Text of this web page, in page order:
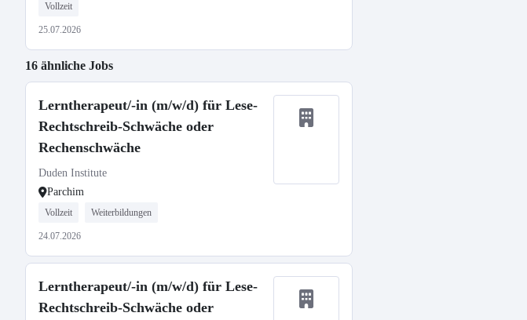
Vollzeit
25.07.2026
16 ähnliche Jobs
Lerntherapeut/-in (m/w/d) für Lese-
Rechtschreib-Schwäche oder
Rechenschwäche
Duden Institute
Parchim
Vollzeit Weiterbildungen
24.07.2026
Lerntherapeut/-in (m/w/d) für Lese-
Rechtschreib-Schwäche oder